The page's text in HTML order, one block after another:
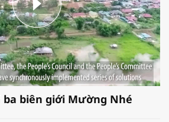
biên giới Mường Nhé